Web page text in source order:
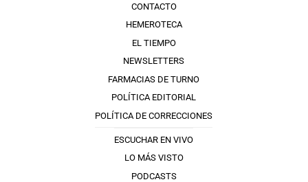
CONTACTO
HEMEROTECA
EL TIEMPO
NEWSLETTERS
FARMACIAS DE TURNO
POLÍTICA EDITORIAL
POLÍTICA DE CORRECCIONES
ESCUCHAR EN VIVO
LO MÁS VISTO
PODCASTS